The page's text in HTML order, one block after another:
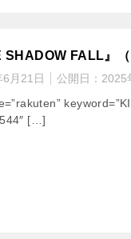
SHADOW FALL』
6月21日 公開日： 2025
[…]